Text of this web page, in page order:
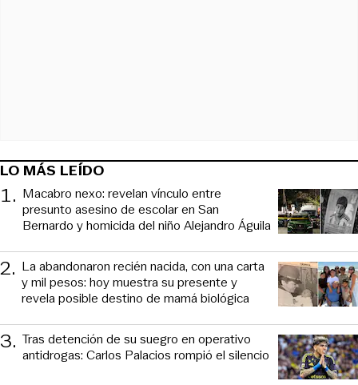
LO MÁS LEÍDO
1. Macabro nexo: revelan vínculo entre
presunto asesino de escolar en San
Bernardo y homicida del niño Alejandro Águila
2. La abandonaron recién nacida, con una carta
y mil pesos: hoy muestra su presente y
revela posible destino de mamá biológica
3. Tras detención de su suegro en operativo
antidrogas: Carlos Palacios rompió el silencio